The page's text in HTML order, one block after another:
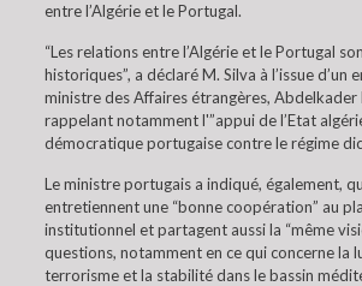
entre l’Algérie et le Portugal.
“Les relations entre l’Algérie et le Portugal
historiques”, a déclaré M. Silva à l’issue d’un
ministre des Affaires étrangères, Abdelkader
rappelant notamment l'”appui de l’Etat
démocratique portugaise contre le régime
Le ministre portugais a indiqué, également,
entretiennent une “bonne coopération” au
institutionnel et partagent aussi la “même
questions, notamment en ce qui concerne la
terrorisme et la stabilité dans le bassin